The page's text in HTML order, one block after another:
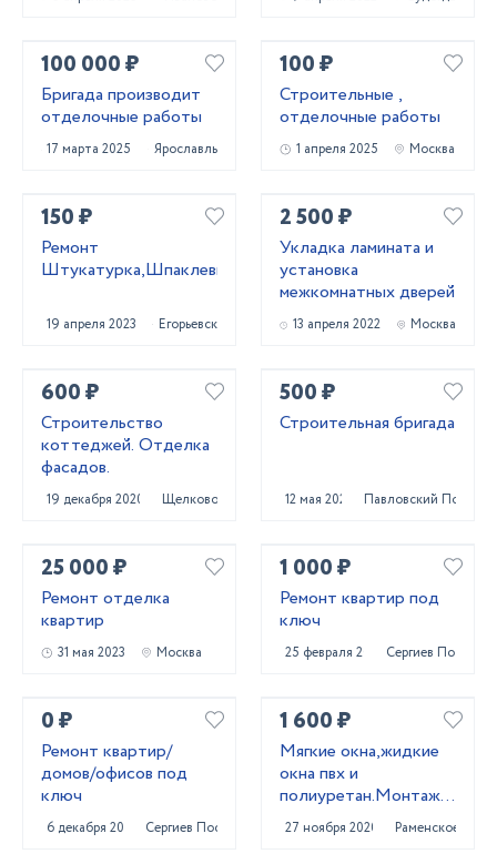
100 000 ₽
Бригада производит
отделочные работы
17 марта 2025 Ярославль
100 ₽
Строительные ,
отделочные работы
1 апреля 2025 Москва
150 ₽
Ремонт
Штукатурка,Шпаклевка,Покраска
19 апреля 2023 Егорьевск
2 500 ₽
Укладка ламината и
установка
межкомнатных дверей
13 апреля 2022 Москва
600 ₽
Строительство
коттеджей. Отделка
фасадов.
19 декабря 2020 Щелково
500 ₽
Строительная бригада
12 мая 2022 Павловский Посад
25 000 ₽
Ремонт отделка
квартир
31 мая 2023 Москва
1 000 ₽
Ремонт квартир под
ключ
25 февраля 2022 Сергиев Посад
0 ₽
Ремонт квартир/
домов/офисов под
ключ
6 декабря 2020 Сергиев Посад
1 600 ₽
Мягкие окна,жидкие
окна пвх и
полиуретан.Монтаж
мягких окон
27 ноября 2020 Раменское